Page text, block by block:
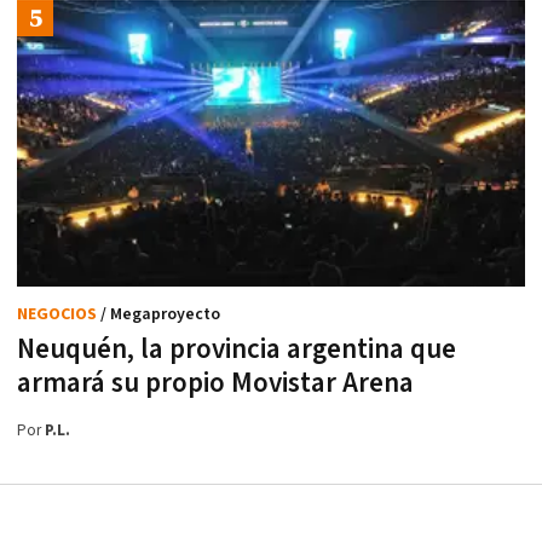
Neuquén, la provincia argentina que
armará su propio Movistar Arena
NEGOCIOS / Megaproyecto
PorP.L.